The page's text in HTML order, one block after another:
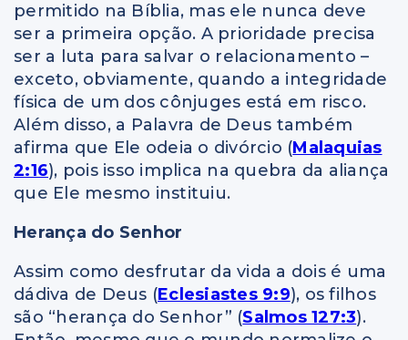
permitido na Bíblia, mas ele nunca deve
ser a primeira opção. A prioridade precisa
ser a luta para salvar o relacionamento –
exceto, obviamente, quando a integridade
física de um dos cônjuges está em risco.
Além disso, a Palavra de Deus também
afirma que Ele odeia o divórcio (Malaquias
2:16), pois isso implica na quebra da aliança
que Ele mesmo instituiu.
Herança do Senhor
Assim como desfrutar da vida a dois é uma
dádiva de Deus (Eclesiastes 9:9), os filhos
são “herança do Senhor” (Salmos 127:3).